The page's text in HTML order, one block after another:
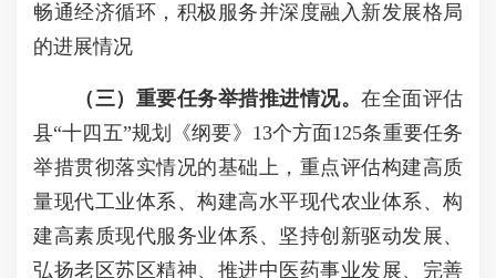
畅通经济循环，积极服务并深度融入新发展格局
的进展情况
（三）重要任务举措推进情况。 在全面评估
县“十四五”规划《纲要》13个方面125条重要任务
举措贯彻落实情况的基础上，重点评估构建高质
量现代工业体系、构建高水平现代农业体系、构
建高素质现代服务业体系、坚持创新驱动发展、
弘扬老区苏区精神、推进中医药事业发展、完善